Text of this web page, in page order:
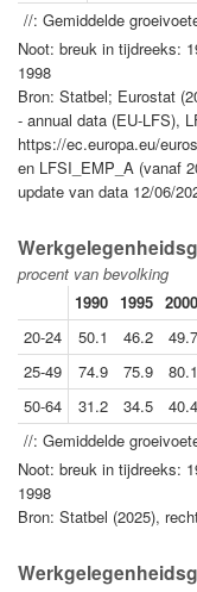
//: Gemiddelde
Noot: breuk in tijdreeks:
1998
Bron: Statbel; Eurostat
- annual data (EU-LFS),
https://ec.europa.eu/
en LFSI_EMP_A (vanaf
update van data 12/06/
procent van bevolking
1990 1995 2000
20-24
50.1 46.2 49.7
25-49
74.9 75.9 80.1
50-64
31.2 34.5 40.4
//: Gemiddelde
Noot: breuk in tijdreeks:
1998
Bron: Statbel (2025),